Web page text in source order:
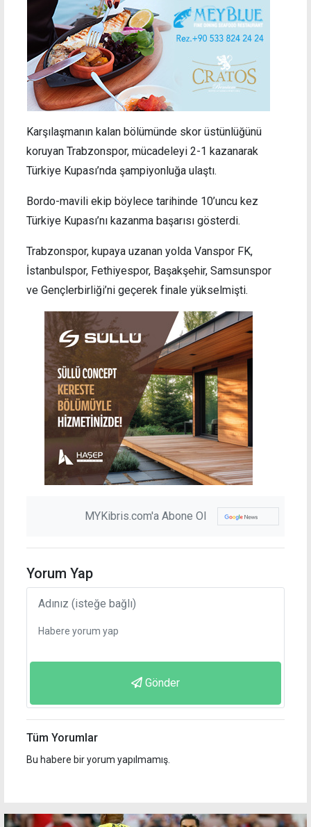
Karşılaşmanın kalan bölümünde skor üstünlüğünü
koruyan Trabzonspor, mücadeleyi 2-1 kazanarak
Türkiye Kupası’nda şampiyonluğa ulaştı.
Bordo-mavili ekip böylece tarihinde 10’uncu kez
Türkiye Kupası’nı kazanma başarısı gösterdi.
Trabzonspor, kupaya uzanan yolda Vanspor FK,
İstanbulspor, Fethiyespor, Başakşehir, Samsunspor
ve Gençlerbirliği’ni geçerek finale yükselmişti.
MYKibris.com'a Abone Ol
Yorum Yap
Gönder
Tüm Yorumlar
Bu habere bir yorum yapılmamış.